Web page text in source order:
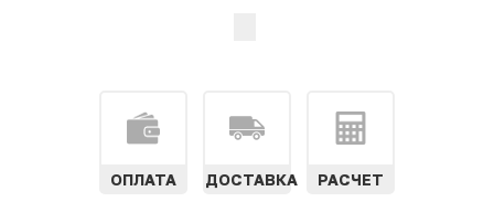
ОПЛАТА ДОСТАВКА РАСЧЕТ